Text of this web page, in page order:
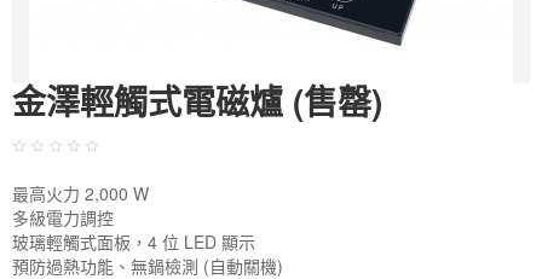
金澤輕觸式電磁爐 (售罄)
最高火力 2,000 W
多級電力調控
玻璃輕觸式面板，4 位 LED 顯示
預防過熱功能、無鍋檢測 (自動關機)